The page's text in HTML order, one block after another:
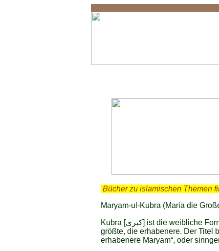
Bücher zu islamischen Themen
Maryam-ul-Kubra (Maria die
Kubrā [كبرى] ist die weibliche Form von akbar [أكبر] und bedeutet: größer, die
größte, die erhabenere. Der Titel
erhabenere Maryam“, oder